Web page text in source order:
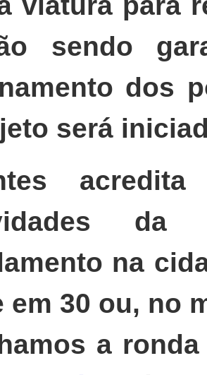
sendo
dos
será
da
na
em 30 ou, no
a